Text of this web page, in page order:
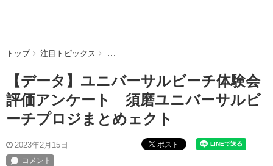
トップ 注目トピックス 【データ】ユニバーサルビーチ体験会評価
【データ】ユニバーサルビーチ体験会
評価アンケート 須磨ユニバーサルビ
ーチプロジまとめェクト
2023年2月15日 ポスト